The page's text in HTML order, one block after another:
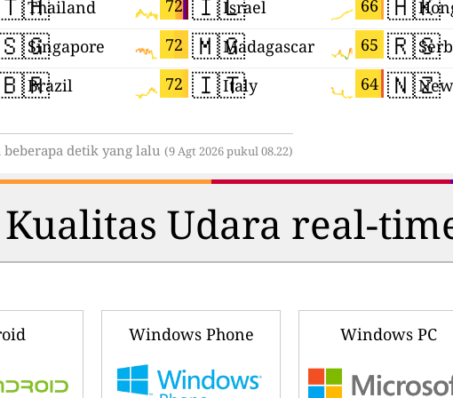
72
Thailand
72
Singapore
72
Brazil
66
Israel
🇲🇬 65
Madagascar
🇮🇹 64
Italy
🇷🇸
🇳🇿
detik yang lalu (9 Agt 2026 pukul 08.22)
Udara real-
Windows Phone Windows PC